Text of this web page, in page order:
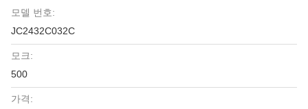
모델 번호:
JC2432C032C
모크:
500
가격: